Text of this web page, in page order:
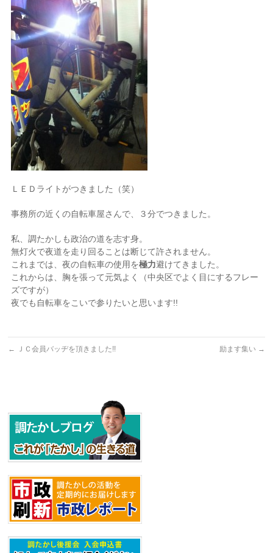
ＬＥＤライトがつきました（笑）
事務所の近くの自転車屋さんで、３分でつきました。
私、調たかしも政治の道を志す身。
無灯火で夜道を走り回ることは断じて許されません。
これまでは、夜の自転車の使用を極力避けてきました。
これからは、胸を張って元気よく（中央区でよく目にするフレー
ズですが）
夜でも自転車をこいで参りたいと思います!!
← ＪＣ会員バッヂを頂きました!! 励ます集い →